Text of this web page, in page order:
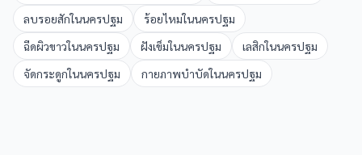
ลบรอยสักในนครปฐม ร้อยไหมในนครปฐม
ฉีดผิวขาวในนครปฐม ฝังเข็มในนครปฐม เลสิกในนครปฐม
จัดกระดูกในนครปฐม กายภาพบำบัดในนครปฐม